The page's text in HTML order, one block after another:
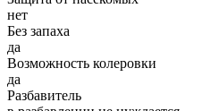
нет
Без запаха
да
Возможность колеровки
да
Разбавитель